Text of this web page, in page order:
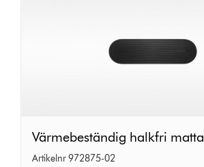
Värmebeständig
halkfri
Värmebeständig halkfri matta
Artikelnr 972875-02